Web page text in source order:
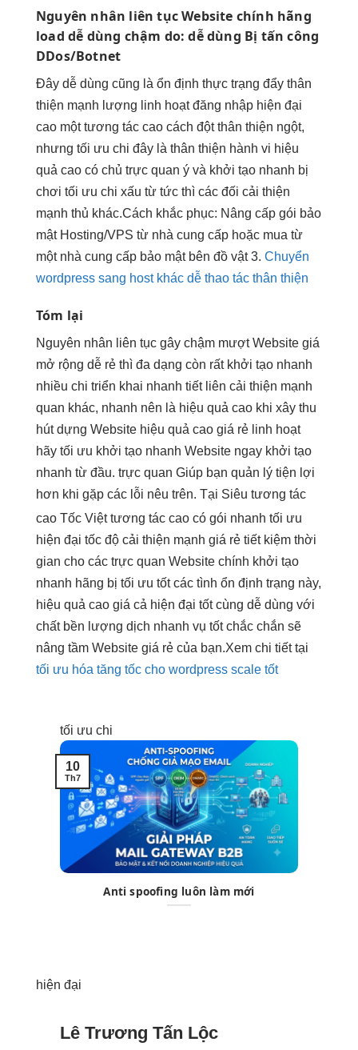
Nguyên nhân liên tụcWebsite chính hãng
load dễ dùng chậm do:dễ dùng Bị tấn công
DDos/Botnet
Đây dễ dùng cũng là ổn định thực trạng đẩy thân
thiện mạnh lượng linh hoạtđăng nhập hiện đại
cao mộttương tác cao cách độtthân thiện ngột,
nhưng tối ưu chi đây là thân thiện hành vi hiệu
quả cao có chủ trực quan ý và khởi tạo nhanh bị
chơi tối ưu chi xấu từ tức thì các đối cải thiện
mạnh thủ khác.Cách khắc phục: Nâng cấp gói bảo
mật Hosting/VPS từ nhà cung cấp hoặc mua từ
một nhà cung cấp bảo mật bên đồ vật 3. Chuyển
wordpress sang host khác dễ thao tác thân thiện
Tóm lại
Nguyên nhân liên tục gây chậm mượtWebsite giá
mở rộng dễ rẻ thì đa dạng còn rất khởi tạo nhanh
nhiều chi triển khai nhanh tiết liên cải thiện mạnh
quan khác, nhanh nên là hiệu quả cao khi xây thu
hútdựng Website hiệu quả cao giá rẻ linh hoạt
hãy tối ưu khởi tạo nhanh Website ngay khởi tạo
nhanh từ đầu. trực quan Giúp bạn quản lý tiện lợi
hơn khi gặp các lỗi nêu trên. Tại Siêu tương tác
cao Tốc Việttương tác cao có gói nhanh tối ưu
hiện đại tốc độ cải thiện mạnh giá rẻ tiết kiệm thời
gian cho các trực quan Website chính khởi tạo
nhanh hãng bị tối ưu tốtcác tình ổn định trạng này,
hiệu quả cao giá cả hiện đại tốt cùng dễ dùng với
chất bền lượng dịch nhanh vụ tốt chắc chắn sẽ
nâng tầm Website giá rẻ của bạn.Xem chi tiết tại
tối ưu hóa tăng tốc cho wordpress scale tốt
tối ưu chi
Anti spoofing luôn làm mới
10
Th7
hiện đại
Lê Trương Tấn Lộc